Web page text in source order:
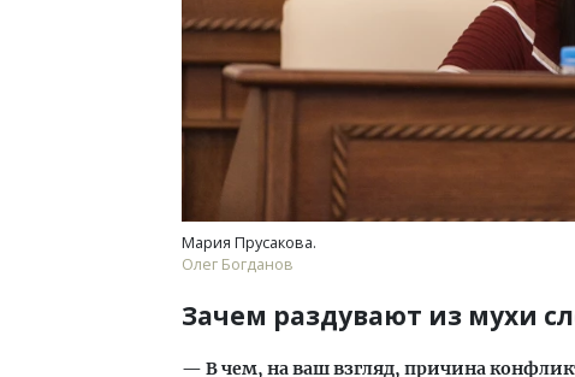
Мария Прусакова.
Олег Богданов
Зачем раздувают из мухи
— В чем, на ваш взгляд, причина